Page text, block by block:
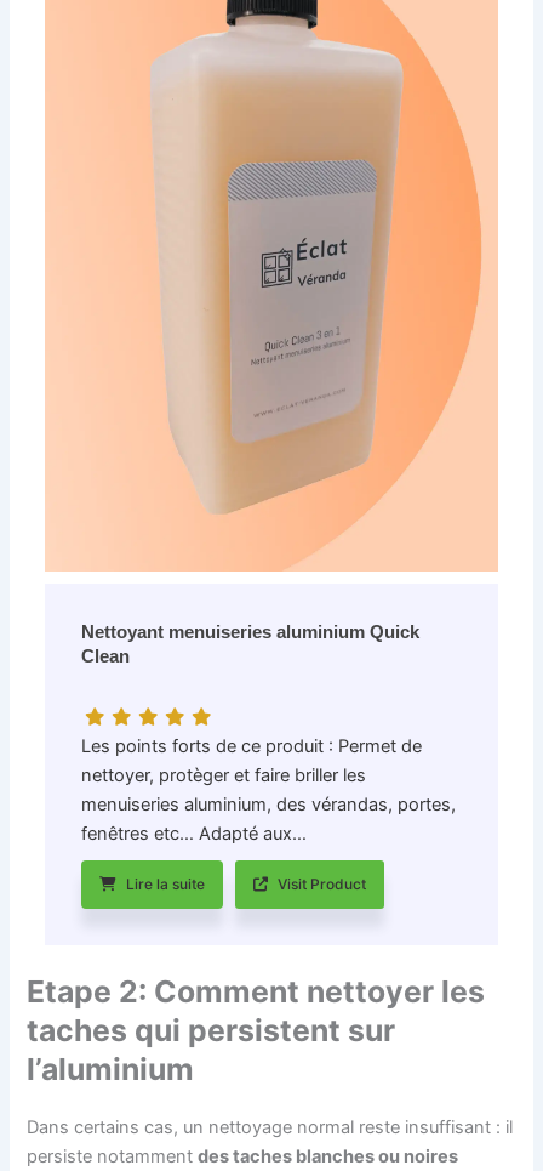
Nettoyant menuiseries aluminium Quick
Clean
Les points forts de ce produit : Permet de
nettoyer, protèger et faire briller les
menuiseries aluminium, des vérandas, portes,
fenêtres etc… Adapté aux…
Lire la suite Visit Product
Etape 2: Comment nettoyer les
taches qui persistent sur
l’aluminium
Dans certains cas, un nettoyage normal reste insuffisant : il
persiste notammentdes taches blanches ou noires